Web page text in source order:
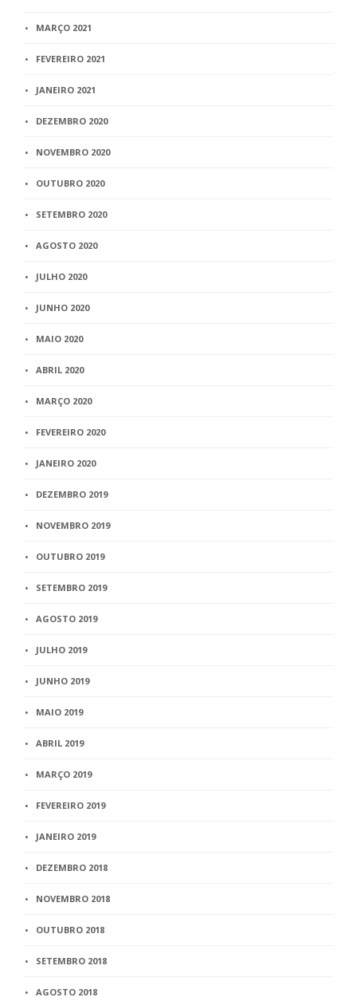
MARÇO 2021
FEVEREIRO 2021
JANEIRO 2021
DEZEMBRO 2020
NOVEMBRO 2020
OUTUBRO 2020
SETEMBRO 2020
AGOSTO 2020
JULHO 2020
JUNHO 2020
MAIO 2020
ABRIL 2020
MARÇO 2020
FEVEREIRO 2020
JANEIRO 2020
DEZEMBRO 2019
NOVEMBRO 2019
OUTUBRO 2019
SETEMBRO 2019
AGOSTO 2019
JULHO 2019
JUNHO 2019
MAIO 2019
ABRIL 2019
MARÇO 2019
FEVEREIRO 2019
JANEIRO 2019
DEZEMBRO 2018
NOVEMBRO 2018
OUTUBRO 2018
SETEMBRO 2018
AGOSTO 2018